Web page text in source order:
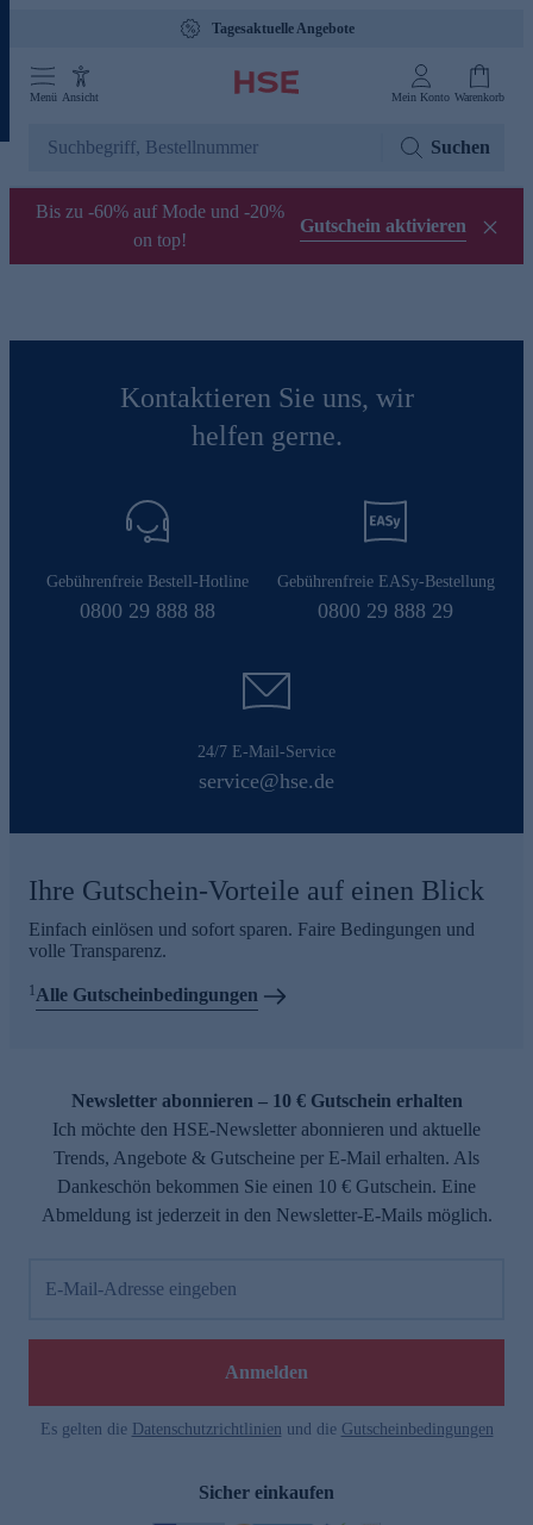
Tagesaktuelle Angebote
Menü Ansicht Mein Konto Warenkorb
Suchen
Bis zu -60% auf Mode und -20%
on top!
Gutschein aktivieren
Kontaktieren Sie uns, wir
helfen gerne.
Gebührenfreie Bestell-Hotline
0800 29 888 88
Gebührenfreie EASy-Bestellung
0800 29 888 29
24/7 E-Mail-Service
service@hse.de
Ihre Gutschein-Vorteile auf einen Blick
Einfach einlösen und sofort sparen. Faire Bedingungen und
volle Transparenz.
1Alle Gutscheinbedingungen
Newsletter abonnieren – 10 € Gutschein erhalten
Ich möchte den HSE-Newsletter abonnieren und aktuelle
Trends, Angebote & Gutscheine per E-Mail erhalten. Als
Dankeschön bekommen Sie einen 10 € Gutschein. Eine
Abmeldung ist jederzeit in den Newsletter-E-Mails möglich.
E-Mail-Adresse eingeben
Anmelden
Es gelten die Datenschutzrichtlinien und die Gutscheinbedingungen
Sicher einkaufen